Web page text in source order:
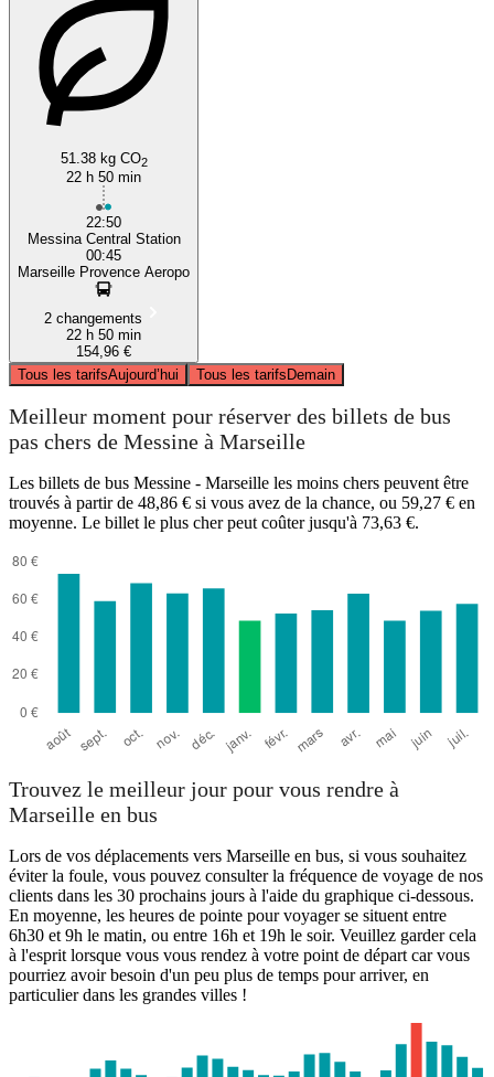
51.38 kg CO2
22 h 50 min
22:50
Messina Central Station
00:45
Marseille Provence Aeropo
2 changements
22 h 50 min
154,96 €
Tous les tarifsAujourd’hui Tous les tarifsDemain
Meilleur moment pour réserver des billets de bus
pas chers de Messine à Marseille
Les billets de bus Messine - Marseille les moins chers peuvent être
trouvés à partir de 48,86 € si vous avez de la chance, ou 59,27 € en
moyenne. Le billet le plus cher peut coûter jusqu'à 73,63 €.
Trouvez le meilleur jour pour vous rendre à
Marseille en bus
Lors de vos déplacements vers Marseille en bus, si vous souhaitez
éviter la foule, vous pouvez consulter la fréquence de voyage de nos
clients dans les 30 prochains jours à l'aide du graphique ci-dessous.
En moyenne, les heures de pointe pour voyager se situent entre
6h30 et 9h le matin, ou entre 16h et 19h le soir. Veuillez garder cela
à l'esprit lorsque vous vous rendez à votre point de départ car vous
pourriez avoir besoin d'un peu plus de temps pour arriver, en
particulier dans les grandes villes !